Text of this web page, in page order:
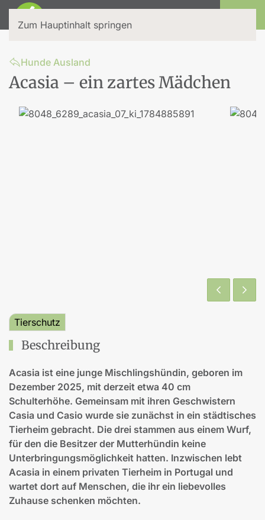
Zum Hauptinhalt springen
Hunde Ausland
Acasia – ein zartes Mädchen
Tierschutz
Beschreibung
Acasia ist eine junge Mischlingshündin, geboren im
Dezember 2025, mit derzeit etwa 40 cm
Schulterhöhe. Gemeinsam mit ihren Geschwistern
Casia und Casio wurde sie zunächst in ein städtisches
Tierheim gebracht. Die drei stammen aus einem Wurf,
für den die Besitzer der Mutterhündin keine
Unterbringungsmöglichkeit hatten. Inzwischen lebt
Acasia in einem privaten Tierheim in Portugal und
wartet dort auf Menschen, die ihr ein liebevolles
Zuhause schenken möchten.